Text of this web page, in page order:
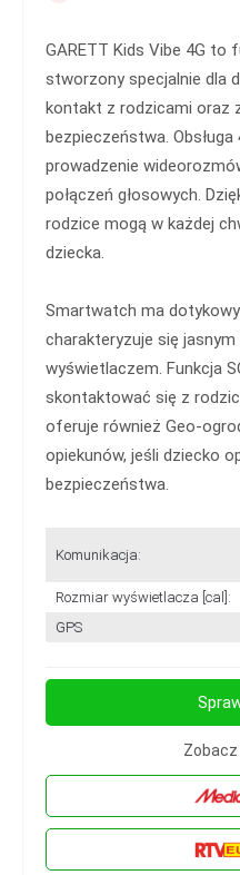
GARETT Kids Vibe 4G to
stworzony specjalnie dla
kontakt z rodzicami oraz
bezpieczeństwa. Obsługa
prowadzenie
połączeń głosowych.
rodzice mogą w każdej
dziecka.
Smartwatch ma dotykowy
charakteryzuje się
wyświetlaczem. Funkcja
skontaktować się z
oferuje również Geo-
opiekunów, jeśli dziecko
bezpieczeństwa.
Komunikacja:
Rozmiar wyświetlacza [cal]:
GPS